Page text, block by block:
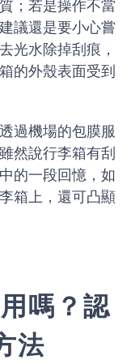
；若是操作不當
議還是要小心嘗
光水除掉刮痕，
的外殼表面受到
過機場的包膜服
然說行李箱有刮
的一段回憶，如
箱上，還可凸顯
嗎？認
法